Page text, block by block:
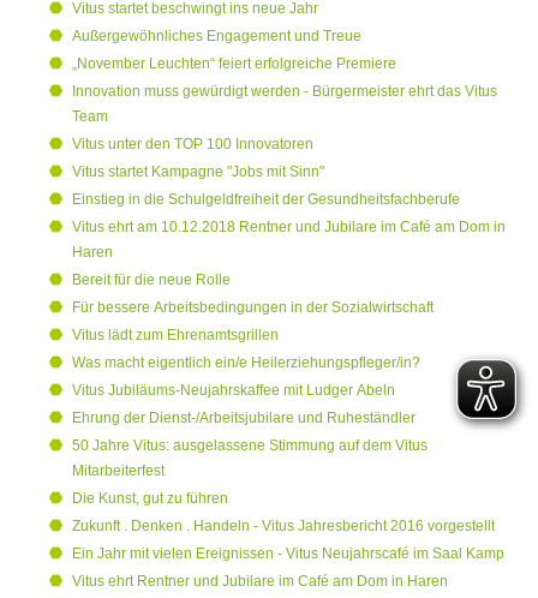
Vitus startet beschwingt ins neue Jahr
Außergewöhnliches Engagement und Treue
„November Leuchten“ feiert erfolgreiche Premiere
Innovation muss gewürdigt werden - Bürgermeister ehrt das Vitus
Team
Vitus unter den TOP 100 Innovatoren
Vitus startet Kampagne "Jobs mit Sinn"
Einstieg in die Schulgeldfreiheit der Gesundheitsfachberufe
Vitus ehrt am 10.12.2018 Rentner und Jubilare im Café am Dom in
Haren
Bereit für die neue Rolle
Für bessere Arbeitsbedingungen in der Sozialwirtschaft
Vitus lädt zum Ehrenamtsgrillen
Was macht eigentlich ein/e Heilerziehungspfleger/in?
Vitus Jubiläums-Neujahrskaffee mit Ludger Abeln
Ehrung der Dienst-/Arbeitsjubilare und Ruheständler
50 Jahre Vitus: ausgelassene Stimmung auf dem Vitus
Mitarbeiterfest
Die Kunst, gut zu führen
Zukunft . Denken . Handeln - Vitus Jahresbericht 2016 vorgestellt
Ein Jahr mit vielen Ereignissen - Vitus Neujahrscafé im Saal Kamp
Vitus ehrt Rentner und Jubilare im Café am Dom in Haren